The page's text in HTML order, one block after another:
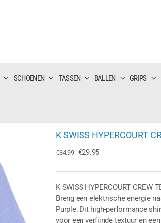
SCHOENEN TASSEN BALLEN GRIPS
K SWISS HYPERCOURT
€34.99 Oorspronkelijke
was:
€34.99.
€29.95Huidige
is:
€29.95.
K SWISS HYPERCOURT CREW
Breng een elektrische energie
Purple. Dit high-performance
voor een verfijnde textuur en